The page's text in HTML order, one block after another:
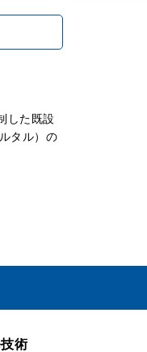
した既設
タル）の
術